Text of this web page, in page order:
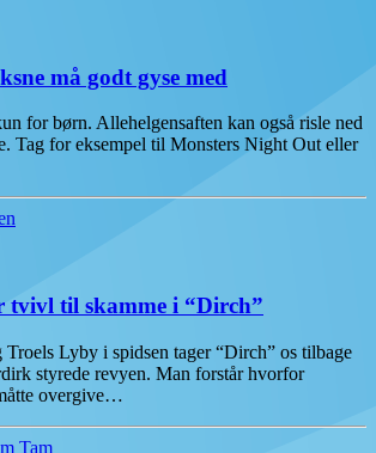
må godt gyse med
for børn. Allehelgensaften kan også risle ned
Tag for eksempel til Monsters Night Out eller
tvivl til skamme i “Dirch”
Lyby i spidsen tager “Dirch” os tilbage
styrede revyen. Man forstår hvorfor
overgive…